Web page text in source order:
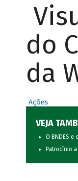
do
da
Ações
VEJA
O BNDES e
Patrocínio